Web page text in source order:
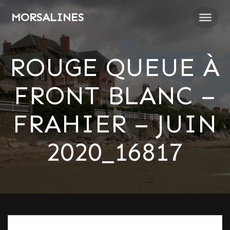
MORSALINES
ROUGE QUEUE À
FRONT BLANC –
FRAHIER – JUIN
2020_16817